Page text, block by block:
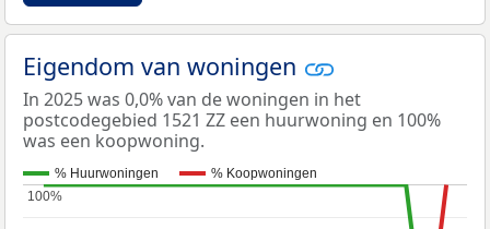
Eigendom van woningen
In 2025 was 0,0% van de woningen in het
postcodegebied 1521 ZZ een huurwoning en 100%
was een koopwoning.
% Huurwoningen
% Koopwoningen
100%
100%